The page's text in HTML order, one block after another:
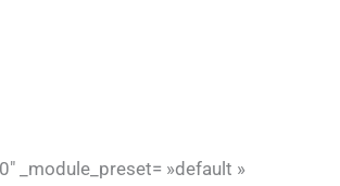
_module_preset= »default »